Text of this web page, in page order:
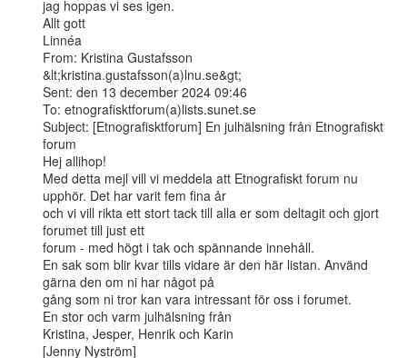
jag hoppas vi ses igen.
Allt gott
Linnéa
From: Kristina Gustafsson
&lt;kristina.gustafsson(a)lnu.se&gt;
Sent: den 13 december 2024 09:46
To: etnografisktforum(a)lists.sunet.se
Subject: [Etnografisktforum] En julhälsning från Etnografiskt
forum
Hej allihop!
Med detta mejl vill vi meddela att Etnografiskt forum nu
upphör. Det har varit fem fina år
och vi vill rikta ett stort tack till alla er som deltagit och gjort
forumet till just ett
forum - med högt i tak och spännande innehåll.
En sak som blir kvar tills vidare är den här listan. Använd
gärna den om ni har något på
gång som ni tror kan vara intressant för oss i forumet.
En stor och varm julhälsning från
Kristina, Jesper, Henrik och Karin
[Jenny Nyström]